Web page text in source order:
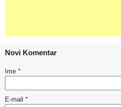
Novi Komentar
Ime *
E-mail *